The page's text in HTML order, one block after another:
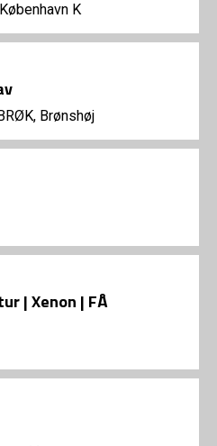
København K
BRØK, Brønshøj
| Xenon | FÅ